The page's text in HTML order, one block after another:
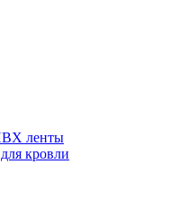
ленты
кровли